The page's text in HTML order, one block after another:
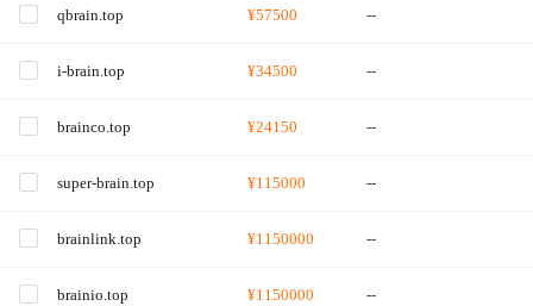
qbrain.top ¥57500 --
i-brain.top ¥34500 --
brainco.top ¥24150 --
super-brain.top ¥115000 --
brainlink.top ¥1150000 --
brainio.top ¥1150000 --